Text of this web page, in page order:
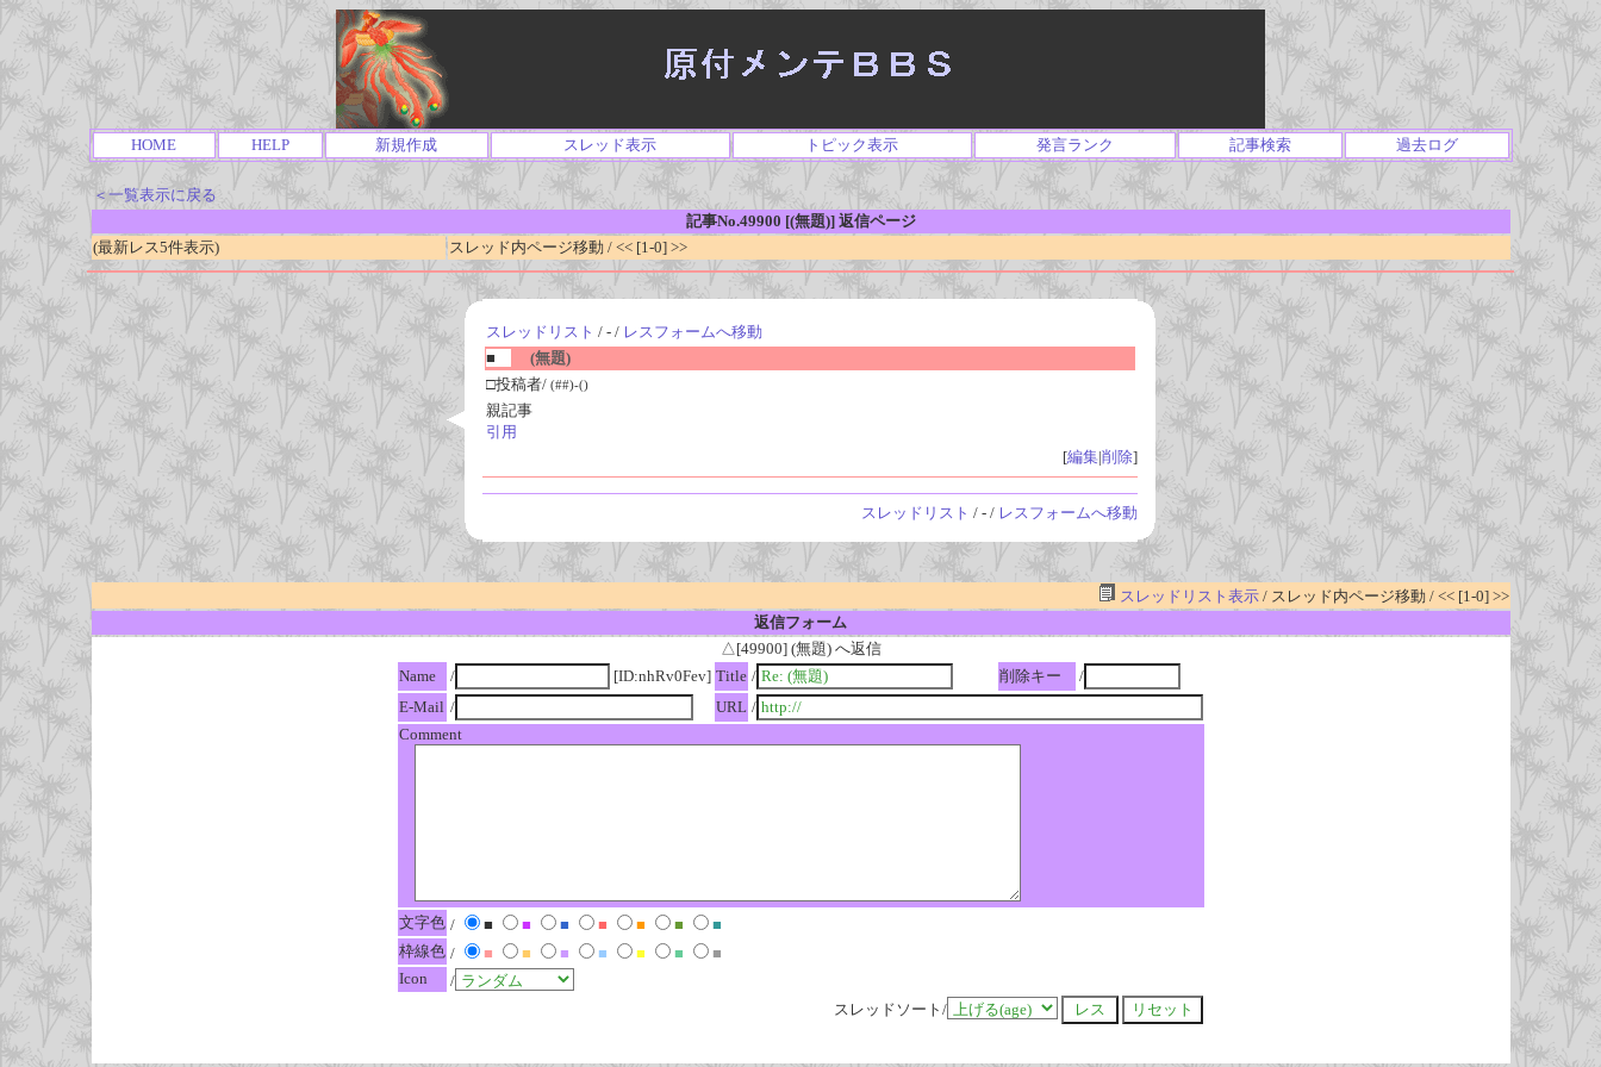
HOME HELP 新規作成 スレッド表示 トピック表示 発言ランク 記事検索 過去ログ
＜一覧表示に戻る
記事No.49900 [(無題)] 返信ページ
(最新レス5件表示)
スレッド内ページ移動 / << [1-0] >>
スレッドリスト / - / レスフォームへ移動
■
(無題)
□投稿者/ (##)-()
親記事
引用
[編集|削除]
スレッドリスト / - / レスフォームへ移動
スレッドリスト表示/ スレッド内ページ移動 / << [1-0] >>
返信フォーム
△[49900] (無題) へ返信
Name
/ [ID:nhRv0Fev] Title / 削除キー
/
E-Mail / URL /
Comment
文字色 / ■ ■ ■ ■ ■ ■
■
枠線色 / ■ ■ ■ ■ ■ ■
■
Icon
/
スレッドソート/